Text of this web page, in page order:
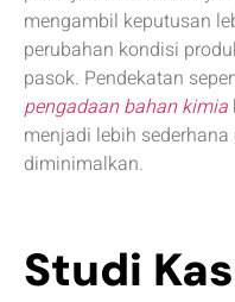
mengambil keputusan
perubahan kondisi
pasok. Pendekatan
pengadaan bahan kimia
menjadi lebih
diminimalkan.
Studi